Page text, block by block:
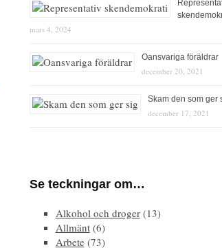
mars 4, 2024
Oansvariga föräldrar
december 20, 2021
Skam den som ger
december 17, 2021
Se teckningar om…
Alkohol och droger(13)
Allmänt(6)
Arbete(73)